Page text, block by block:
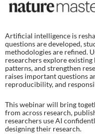
Artificial intelligence is
questions are developed,
methodologies are refined.
researchers explore
patterns, and strengthen
raises important questions
reproducibility, and
This webinar will bring
from across research,
researchers use AI
designing their research.